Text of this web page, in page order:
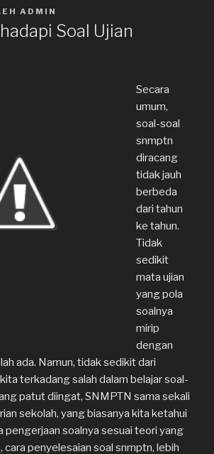
ADMIN
Soal Ujian
Secara
umum,
soal-soal
snmptn
diracang
tidak jauh
berbeda
dari tahun
ke tahun.
Tidak
sedikit
mata ujian
yang pola
soalnya
mirip
dengan
ada. Namun, tidak sedikit dari
terkadang salah dalam belajar soal-
patut diingat, SNMPTN sama sekali
sekolah, yang biasanya kita ketahui
pengerjaan soalnya sesuai teori yang
cara penyelesaian soal snmptn, lebih